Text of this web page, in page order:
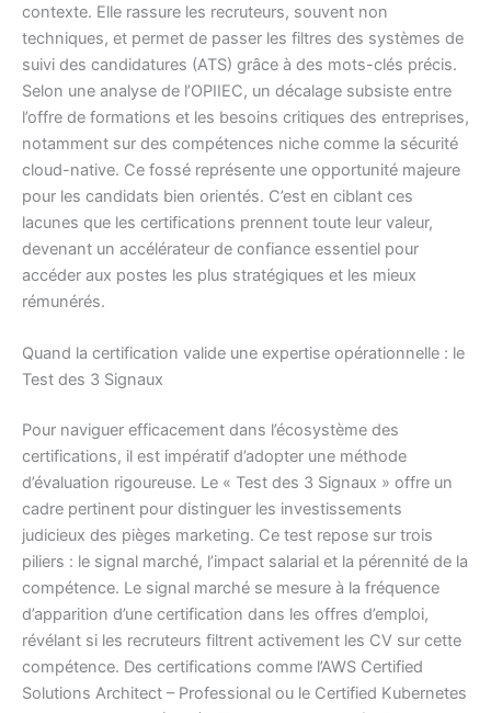
contexte. Elle rassure les recruteurs, souvent non
techniques, et permet de passer les filtres des systèmes de
suivi des candidatures (ATS) grâce à des mots-clés précis.
Selon une analyse de l’OPIIEC, un décalage subsiste entre
l’offre de formations et les besoins critiques des entreprises,
notamment sur des compétences niche comme la sécurité
cloud-native. Ce fossé représente une opportunité majeure
pour les candidats bien orientés. C’est en ciblant ces
lacunes que les certifications prennent toute leur valeur,
devenant un accélérateur de confiance essentiel pour
accéder aux postes les plus stratégiques et les mieux
rémunérés.
Quand la certification valide une expertise opérationnelle : le
Test des 3 Signaux
Pour naviguer efficacement dans l’écosystème des
certifications, il est impératif d’adopter une méthode
d’évaluation rigoureuse. Le « Test des 3 Signaux » offre un
cadre pertinent pour distinguer les investissements
judicieux des pièges marketing. Ce test repose sur trois
piliers : le signal marché, l’impact salarial et la pérennité de la
compétence. Le signal marché se mesure à la fréquence
d’apparition d’une certification dans les offres d’emploi,
révélant si les recruteurs filtrent activement les CV sur cette
compétence. Des certifications comme l’AWS Certified
Solutions Architect – Professional ou le Certified Kubernetes